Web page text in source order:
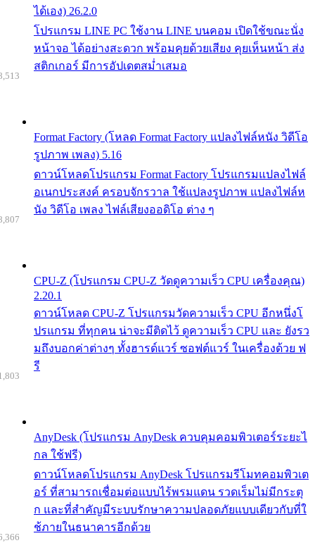
ได้เอง) 26.2.0
โปรแกรม LINE PC ใช้งาน LINE บนคอม เปิดใช้ขณะนั่ง
หน้าจอ ได้อย่างสะดวก พร้อมคุยด้วยเสียง คุยเห็นหน้า ส่ง
สติกเกอร์ มีการอัปเดตสม่ำเสมอ
Format Factory (โหลด Format Factory แปลงไฟล์หนัง วิดีโอ
รูปภาพ เพลง) 5.16
ดาวน์โหลดโปรแกรม Format Factory โปรแกรมแปลงไฟล์
อเนกประสงค์ ครอบจักรวาล ใช้แปลงรูปภาพ แปลงไฟล์ห
นัง วิดีโอ เพลง ไฟล์เสียงออดิโอ ต่าง ๆ
CPU-Z (โปรแกรม CPU-Z วัดดูความเร็ว CPU เครื่องคุณ)
2.20.1
ดาวน์โหลด CPU-Z โปรแกรมวัดความเร็ว CPU อีกหนึ่งโ
ปรแกรม ที่ทุกคน น่าจะมีติดไว้ ดูความเร็ว CPU และ ยังรว
มถึงบอกค่าต่างๆ ทั้งฮารด์แวร์ ซอฟต์แวร์ ในเครื่องด้วย ฟ
รี
AnyDesk (โปรแกรม AnyDesk ควบคุมคอมพิวเตอร์ระยะไ
กล ใช้ฟรี)
ดาวน์โหลดโปรแกรม AnyDesk โปรแกรมรีโมทคอมพิวเต
อร์ ที่สามารถเชื่อมต่อแบบไร้พรมแดน รวดเร็มไม่มีกระตุ
ก และที่สำคัญมีระบบรักษาความปลอดภัยแบบเดียวกับที่ใ
ช้ภายในธนาคารอีกด้วย